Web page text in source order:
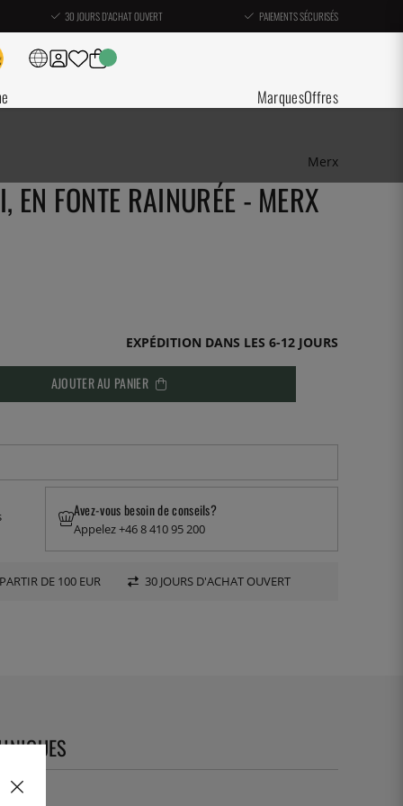
30 JOURS D'ACHAT OUVERT PAIEMENTS SÉCURISÉS
MarquesOffres
Merx
EN FONTE RAINURÉE - MERX
EXPÉDITION DANS LES 6-12 JOURS
AJOUTER AU PANIER
Avez-vous besoin de conseils?
Appelez +46 8 410 95 200
DE 100 EUR 30 JOURS D'ACHAT OUVERT